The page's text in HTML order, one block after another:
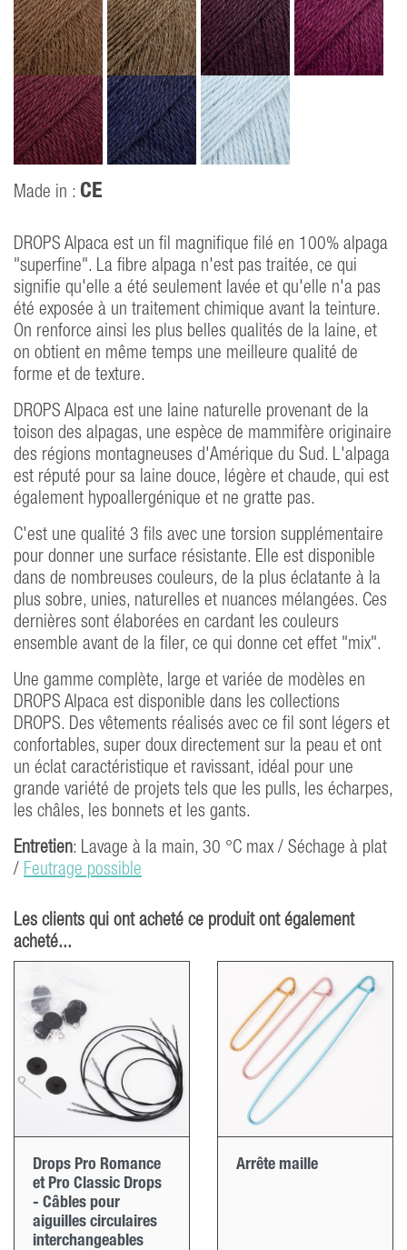
Made in : CE
DROPS Alpaca est un fil magnifique filé en 100% alpaga
"superfine". La fibre alpaga n'est pas traitée, ce qui
signifie qu'elle a été seulement lavée et qu'elle n'a pas
été exposée à un traitement chimique avant la teinture.
On renforce ainsi les plus belles qualités de la laine, et
on obtient en même temps une meilleure qualité de
forme et de texture.
DROPS Alpaca est une laine naturelle provenant de la
toison des alpagas, une espèce de mammifère originaire
des régions montagneuses d'Amérique du Sud. L'alpaga
est réputé pour sa laine douce, légère et chaude, qui est
également hypoallergénique et ne gratte pas.
C'est une qualité 3 fils avec une torsion supplémentaire
pour donner une surface résistante. Elle est disponible
dans de nombreuses couleurs, de la plus éclatante à la
plus sobre, unies, naturelles et nuances mélangées. Ces
dernières sont élaborées en cardant les couleurs
ensemble avant de la filer, ce qui donne cet effet "mix".
Une gamme complète, large et variée de modèles en
DROPS Alpaca est disponible dans les collections
DROPS. Des vêtements réalisés avec ce fil sont légers et
confortables, super doux directement sur la peau et ont
un éclat caractéristique et ravissant, idéal pour une
grande variété de projets tels que les pulls, les écharpes,
les châles, les bonnets et les gants.
Entretien: Lavage à la main, 30 °C max / Séchage à plat
/ Feutrage possible
Les clients qui ont acheté ce produit ont également
acheté...
Drops Pro Romance
et Pro Classic Drops
- Câbles pour
aiguilles circulaires
interchangeables
Arrête maille